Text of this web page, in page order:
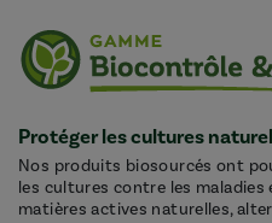
Protéger les cultures
Nos produits biosourcés ont
les cultures contre les
matières actives naturelles,